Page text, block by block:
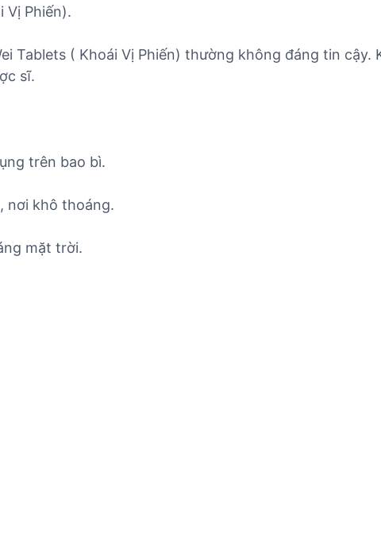
Vị Phiến).
Tablets ( Khoái Vị Phiến) thường không đáng tin
sĩ.
trên bao bì.
nơi khô thoáng.
mặt trời.